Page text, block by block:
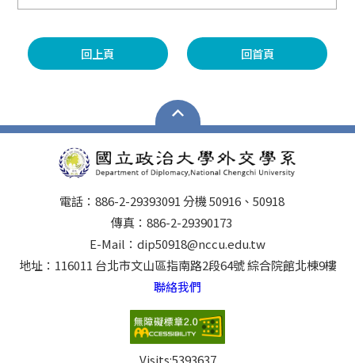
回上頁 回首頁
電話：886-2-29393091 分機 50916、50918
傳真：886-2-29390173
E-Mail：dip50918@nccu.edu.tw
地址：116011 台北市文山區指南路2段64號 綜合院館北棟9樓
聯絡我們
Visits:5393637